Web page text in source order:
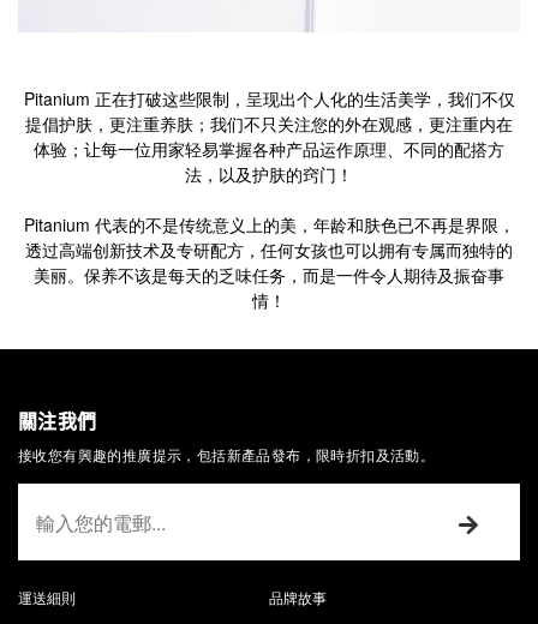
Pitanium 正在打破这些限制，呈现出个人化的生活美学，我们不仅
提倡护肤，更注重养肤；我们不只关注您的外在观感，更注重内在
体验；让每一位用家轻易掌握各种产品运作原理、不同的配搭方
法，以及护肤的窍门！
Pitanium 代表的不是传统意义上的美，年龄和肤色已不再是界限，
透过高端创新技术及专研配方，任何女孩也可以拥有专属而独特的
美丽。保养不该是每天的乏味任务，而是一件令人期待及振奋事
情！
關注我們
接收您有興趣的推廣提示，包括新產品發布，限時折扣及活動。
運送細則 品牌故事